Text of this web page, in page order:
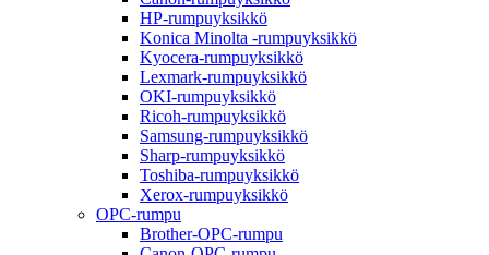
HP-rumpuyksikkö
Konica Minolta -rumpuyksikkö
Kyocera-rumpuyksikkö
Lexmark-rumpuyksikkö
OKI-rumpuyksikkö
Ricoh-rumpuyksikkö
Samsung-rumpuyksikkö
Sharp-rumpuyksikkö
Toshiba-rumpuyksikkö
Xerox-rumpuyksikkö
OPC-rumpu
Brother-OPC-rumpu